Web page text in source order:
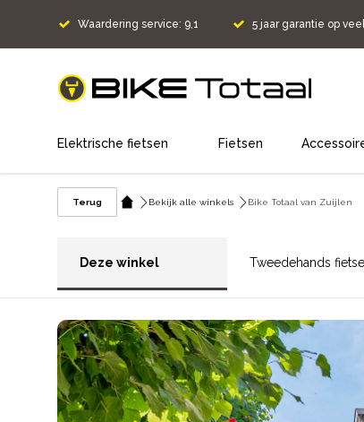
Waardering service: 9,1 5 jaar garantie op
home
Elektrische fietsen Fietsen
Terug Bekijk alle winkels Bike Totaal van Zuijlen
Deze winkel Tweedehands